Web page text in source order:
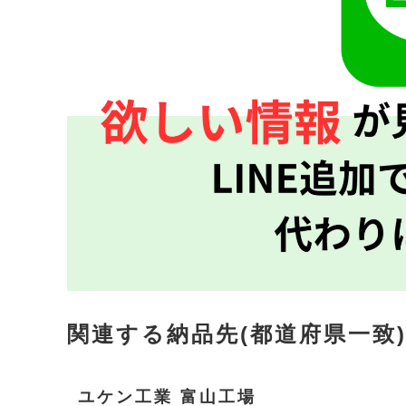
関連する納品先(都道府県一致)
ユケン工業 富山工場